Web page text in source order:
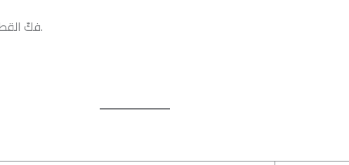
فكّ القطع الكبيرة لتوفير مساحة أكبر وتقليل الضغط على المفاصل.